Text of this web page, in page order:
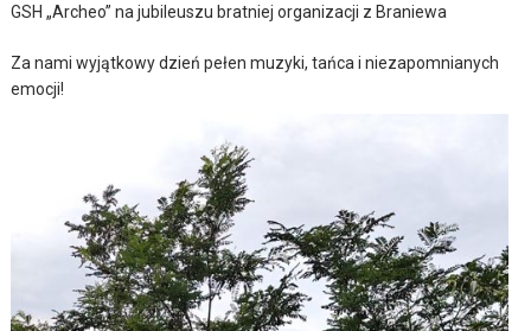
GSH „Archeo” na jubileuszu bratniej organizacji z Braniewa
Za nami wyjątkowy dzień pełen muzyki, tańca i niezapomnianych
emocji!